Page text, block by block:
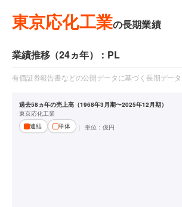
東京応化工業の長期業績
業績推移（24ヵ年）：PL
有価証券報告書などの公開データに基づく長期データ
過去58ヵ年の売上高（1968年3月期〜2025年12月期）
東京応化工業
連結
単体 単位： 億円